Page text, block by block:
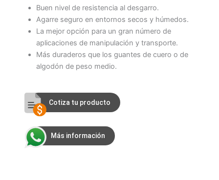
Buen nivel de resistencia al desgarro.
Agarre seguro en entornos secos y húmedos.
La mejor opción para un gran número de
aplicaciones de manipulación y transporte.
Más duraderos que los guantes de cuero o de
algodón de peso medio.
Cotiza tu producto
Más información